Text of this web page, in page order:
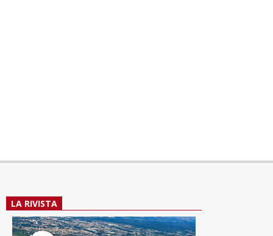
LA RIVISTA